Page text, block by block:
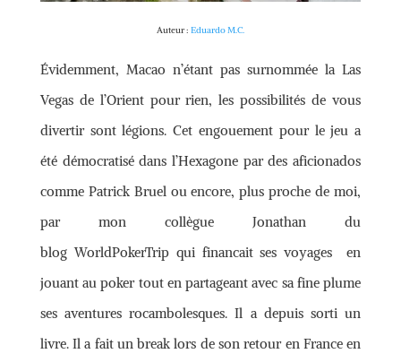
Auteur : Eduardo M.C.
Évidemment, Macao n’étant pas surnommée la Las
Vegas de l’Orient pour rien, les possibilités de vous
divertir sont légions. Cet engouement pour le jeu a
été démocratisé dans l’Hexagone par des aficionados
comme Patrick Bruel ou encore, plus proche de moi,
par mon collègue Jonathan du
blog WorldPokerTrip qui financait ses voyages en
jouant au poker tout en partageant avec sa fine plume
ses aventures rocambolesques. Il a depuis sorti un
livre. Il a fait un break lors de son retour en France en